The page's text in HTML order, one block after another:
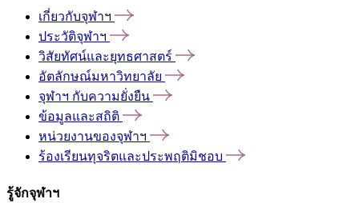
เกี่ยวกับจุฬาฯ
ประวัติจุฬาฯ
วิสัยทัศน์และยุทธศาสตร์
อัตลักษณ์มหาวิทยาลัย
จุฬาฯ กับความยั่งยืน
ข้อมูลและสถิติ
หน่วยงานของจุฬาฯ
ร้องเรียนทุจริตและประพฤติมิชอบ
รู้จักจุฬาฯ